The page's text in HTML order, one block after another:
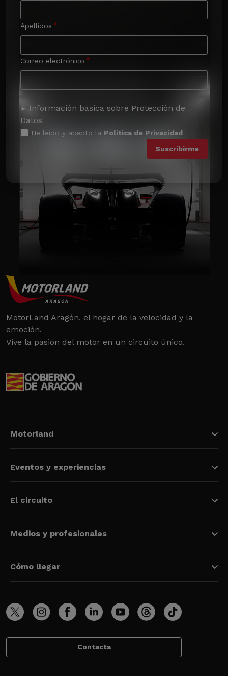
Apellidos
Correo electrónico
Información básica sobre Protección de
Datos
He leído y acepto la Política de Privacidad
MotorLand Aragón, el hogar de la velocidad y la
emoción.
Vive la pasión del motor en un circuito único.
Motorland
Eventos y experiencias
El circuito
Medios y profesionales
Cómo llegar
Contacta